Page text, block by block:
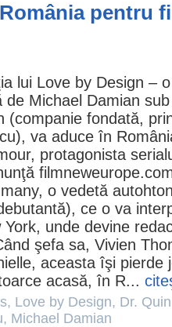
pentru
lui Love by Design –
de Michael Damian
(companie fondată,
), va aduce în
protagonista
o vedetă
ce o va
unde devine
şefa sa, Vivien
aceasta îşi pierde
acasă, în R...
, Love by Design, Dr.
, Michael Damian